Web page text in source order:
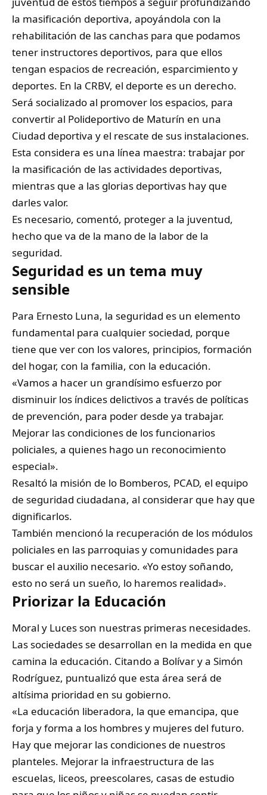
la masificación deportiva, apoyándola con la
rehabilitación de las canchas para que podamos
tener instructores deportivos, para que ellos
tengan espacios de recreación, esparcimiento y
deportes. En la CRBV, el deporte es un derecho.
Será socializado al promover los espacios, para
convertir al Polideportivo de Maturín en una
Ciudad deportiva y el rescate de sus instalaciones.
Esta considera es una línea maestra: trabajar por
la masificación de las actividades deportivas,
mientras que a las glorias deportivas hay que
darles valor.
Es necesario, comentó, proteger a la juventud,
hecho que va de la mano de la labor de la
seguridad.
Seguridad es un tema muy
sensible
Para Ernesto Luna, la seguridad es un elemento
fundamental para cualquier sociedad, porque
tiene que ver con los valores, principios, formación
del hogar, con la familia, con la educación.
«Vamos a hacer un grandísimo esfuerzo por
disminuir los índices delictivos a través de políticas
de prevención, para poder desde ya trabajar.
Mejorar las condiciones de los funcionarios
policiales, a quienes hago un reconocimiento
especial».
Resaltó la misión de lo Bomberos, PCAD, el equipo
de seguridad ciudadana, al considerar que hay que
dignificarlos.
También mencionó la recuperación de los módulos
policiales en las parroquias y comunidades para
buscar el auxilio necesario. «Yo estoy soñando,
esto no será un sueño, lo haremos realidad».
Priorizar la Educación
Moral y Luces son nuestras primeras necesidades.
Las sociedades se desarrollan en la medida en que
camina la educación. Citando a Bolívar y a Simón
Rodríguez, puntualizó que esta área será de
altísima prioridad en su gobierno.
«La educación liberadora, la que emancipa, que
forja y forma a los hombres y mujeres del futuro.
Hay que mejorar las condiciones de nuestros
planteles. Mejorar la infraestructura de las
escuelas, liceos, preescolares, casas de estudio